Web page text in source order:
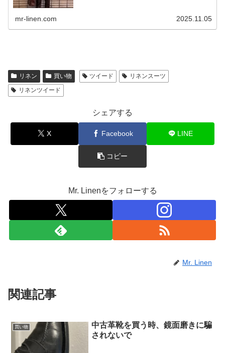
mr-linen.com 2025.11.05
リネン 買い物 ツイード
リネンスーツ
リネンツイード
シェアする
X Facebook LINE
コピー
Mr. Linenをフォローする
Mr. Linen
関連記事
買い物
中古革靴を買う時、鏡面磨きに騙
されないで